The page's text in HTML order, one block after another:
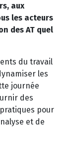
aux
les acteurs
des AT quel
du travail
les
journée
des
pour
et de